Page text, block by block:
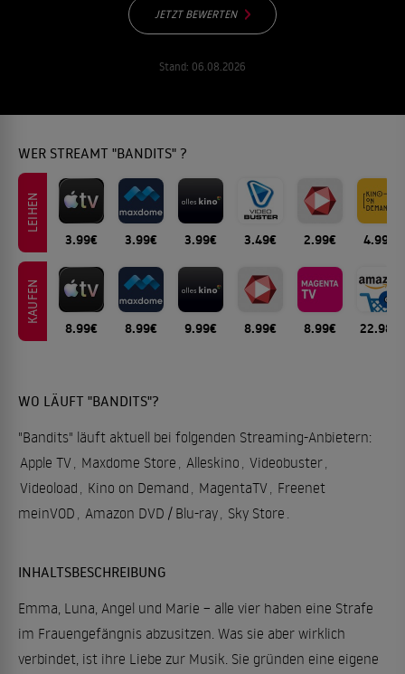
JETZT BEWERTEN
Stand: 06.08.2026
WER STREAMT "BANDITS" ?
LEIHEN
3.99€ 3.99€ 3.99€ 3.49€ 2.99€ 4.99€
KAUFEN
8.99€ 8.99€ 9.99€ 8.99€ 8.99€ 22.98€
WO LÄUFT "BANDITS"?
"Bandits" läuft aktuell bei folgenden Streaming-Anbietern:
Apple TV, Maxdome Store , Alleskino , Videobuster,
Videoload , Kino on Demand , MagentaTV, Freenet
meinVOD , Amazon DVD / Blu-ray, Sky Store .
INHALTSBESCHREIBUNG
Emma, Luna, Angel und Marie – alle vier haben eine Strafe
im Frauengefängnis abzusitzen. Was sie aber wirklich
verbindet, ist ihre Liebe zur Musik. Sie gründen eine eigene